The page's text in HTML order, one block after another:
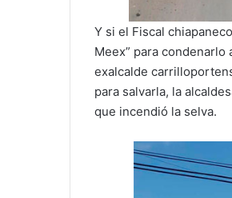
Y si el Fiscal
Meex” para
exalcalde
para salvarla, la
que incendió la selva.